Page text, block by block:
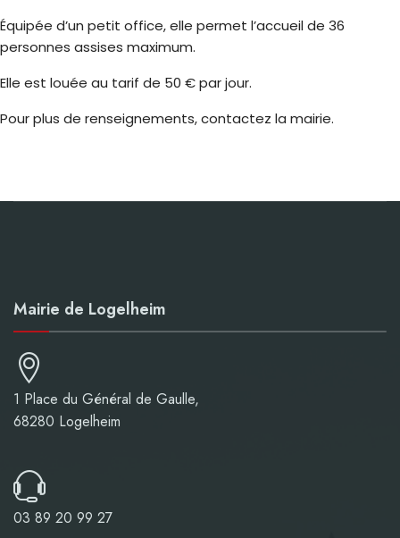
Équipée d’un petit office, elle permet l’accueil de 36
personnes assises maximum.
Elle est louée au tarif de 50 € par jour.
Pour plus de renseignements, contactez la mairie.
Mairie de Logelheim
1 Place du Général de Gaulle,
68280 Logelheim
03 89 20 99 27